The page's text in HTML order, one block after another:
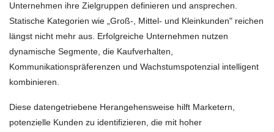
Unternehmen ihre Zielgruppen definieren und ansprechen.
Statische Kategorien wie „Groß-, Mittel- und Kleinkunden" reichen
längst nicht mehr aus. Erfolgreiche Unternehmen nutzen
dynamische Segmente, die Kaufverhalten,
Kommunikationspräferenzen und Wachstumspotenzial intelligent
kombinieren.
Diese datengetriebene Herangehensweise hilft Marketern,
potenzielle Kunden zu identifizieren, die mit hoher